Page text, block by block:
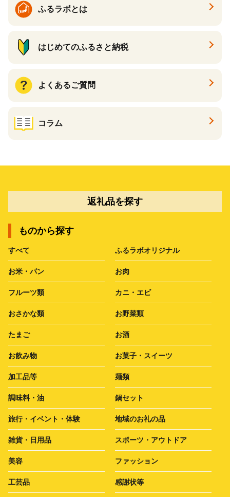
ふるラボとは
はじめてのふるさと納税
よくあるご質問
コラム
返礼品を探す
ものから探す
すべて ふるラボオリジナル
お米・パン お肉
フルーツ類 カニ・エビ
おさかな類 お野菜類
たまご お酒
お飲み物 お菓子・スイーツ
加工品等 麺類
調味料・油 鍋セット
旅行・イベント・体験 地域のお礼の品
雑貨・日用品 スポーツ・アウトドア
美容 ファッション
工芸品 感謝状等